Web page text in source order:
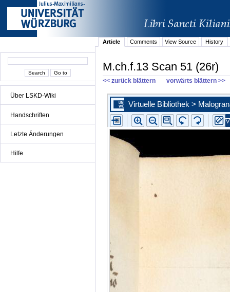
Über LSKD-Wiki
Handschriften
Letzte Änderungen
Hilfe
Article Comments View Source History
M.ch.f.13 Scan 51 (26r)
<< zurück blättern vorwärts blättern >>